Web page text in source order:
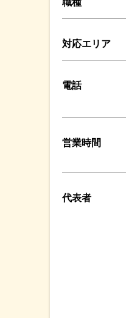
職種
対応エリア
電話
営業時間
代表者